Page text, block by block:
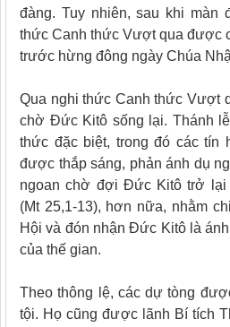
đàng. Tuy nhiên, sau khi màn
thức Canh thức Vượt qua được
trước hừng đông ngày Chúa
Qua nghi thức Canh thức Vượt
chờ Đức Kitô sống lại. Thánh
thức đặc biệt, trong đó các tín
được thắp sáng, phản ánh dụ
ngoan chờ đợi Đức Kitô trở lại
(Mt 25,1-13), hơn nữa, nhằm
Hội và đón nhận Đức Kitô là
của thế gian.
Theo thông lệ, các dự tòng
tội. Họ cũng được lãnh Bí tích